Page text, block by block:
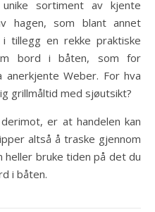
sortiment av kjente
hagen, som blant annet
tillegg en rekke praktiske
bord i båten, som for
Weber. For hva
grillmåltid med sjøutsikt?
er at handelen kan
altså å traske gjennom
heller bruke tiden på det du
i båten.